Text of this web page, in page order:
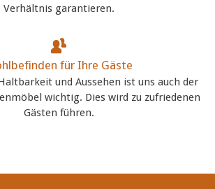
Verhältnis garantieren.
für Ihre Gäste
und Aussehen ist uns auch der
wichtig. Dies wird zu zufriedenen
Gästen führen.